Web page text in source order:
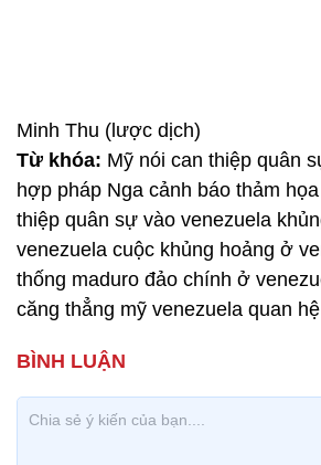
Minh Thu (lược dịch)
Từ khóa: Mỹ nói can thiệp quân
hợp pháp Nga cảnh báo thảm
thiệp quân sự vào venezuela
venezuela cuộc khủng hoảng ở
thống maduro đảo chính ở
căng thẳng mỹ venezuela quan